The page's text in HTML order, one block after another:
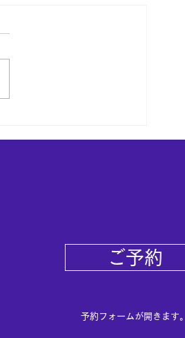
＆プロテクト
ご予約
予約フォームが開きます。